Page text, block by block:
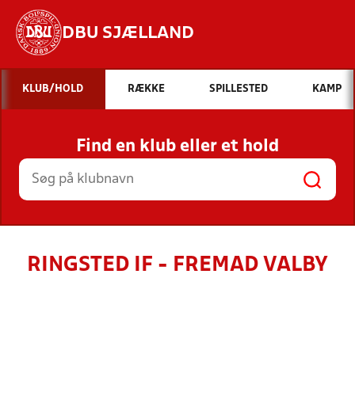
DBU SJÆLLAND
Hvad vil du søge efter?
INDHOLD OG NYHEDER
STILLINGER, RESULTATER, KLUBBER OG
HOLD
KLUB/HOLD RÆKKE SPILLESTED KAMP
Find en klub eller et hold
RINGSTED IF - FREMAD VALBY